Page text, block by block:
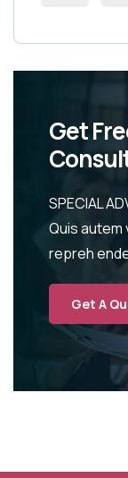
Get
SPECIAL
Quis autem
repreh
Get A